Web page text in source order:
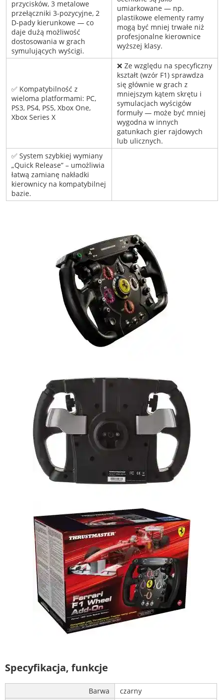
przycisków, 3 metalowe
przełączniki 3-pozycyjne, 2
D-pady kierunkowe — co
daje dużą możliwość
dostosowania w grach
symulujących wyścigi.
umiarkowane — np.
plastikowe elementy ramy
mogą być mniej trwałe niż
profesjonalne kierownice
wyższej klasy.
✅ Kompatybilność z
wieloma platformami: PC,
PS3, PS4, PS5, Xbox One,
Xbox Series X
❌ Ze względu na specyficzny
kształt (wzór F1) sprawdza
się głównie w grach z
mniejszym kątem skrętu i
symulacjach wyścigów
formuły — może być mniej
wygodna w innych
gatunkach gier rajdowych
lub ulicznych.
✅ System szybkiej wymiany
„Quick Release” – umożliwia
łatwą zamianę nakładki
kierownicy na kompatybilnej
bazie.
Specyfikacja, funkcje
Barwa czarny